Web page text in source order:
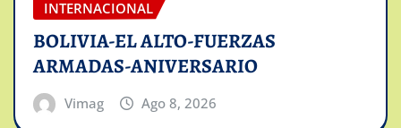
INTERNACIONAL
BOLIVIA-EL ALTO-FUERZAS
ARMADAS-ANIVERSARIO
Vimag Ago 8, 2026